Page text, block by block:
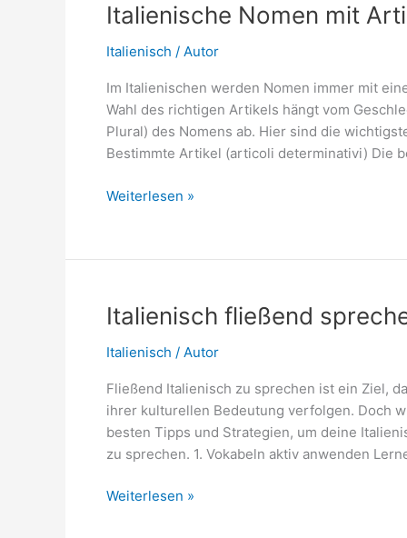
Italienische Nomen mit
Italienisch / Autor
Im Italienischen werden Nomen immer mit
Wahl des richtigen Artikels hängt vom
Plural) des Nomens ab. Hier sind die
Bestimmte Artikel (articoli determinativi) Die
Italienische
Artikel
Weiterlesen »
Italienisch fließend
Italienisch / Autor
Fließend Italienisch zu sprechen ist ein Ziel,
ihrer kulturellen Bedeutung verfolgen. Doch
besten Tipps und Strategien, um deine
zu sprechen. 1. Vokabeln aktiv anwenden
Italienisch
Weiterlesen »